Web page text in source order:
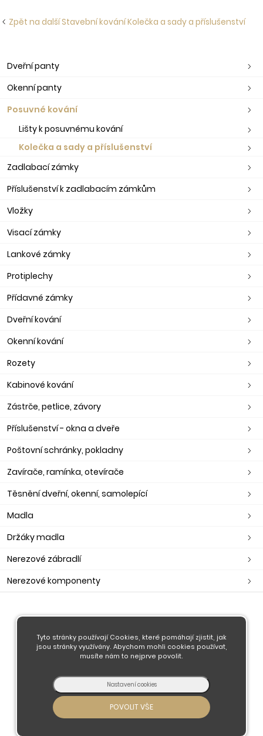
Zpět na další Stavební kování Kolečka a sady a příslušenství
Dveřní panty
Okenní panty
Posuvné kování
Lišty k posuvnému kování
Kolečka a sady a příslušenství
Zadlabací zámky
Příslušenství k zadlabacím zámkům
Vložky
Visací zámky
Lankové zámky
Protiplechy
Přídavné zámky
Dveřní kování
Okenní kování
Rozety
Kabinové kování
Zástrče, petlice, závory
Příslušenství - okna a dveře
Poštovní schránky, pokladny
Zavírače, ramínka, otevírače
Těsnění dveřní, okenní, samolepící
Madla
Držáky madla
Nerezové zábradlí
Nerezové komponenty
Obchodní podmínky
Doprava a platba
Kontaktujte nás
Tyto stránky používají Cookies, které pomáhají zjistit, jak
jsou stránky využívány. Abychom mohli cookies používat,
musíte nám to nejprve povolit.